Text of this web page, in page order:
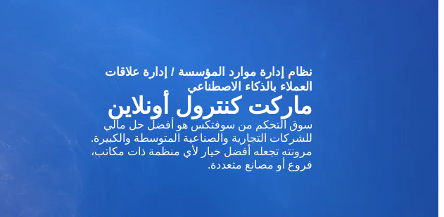
نظام إدارة موارد المؤسسة / إدارة علاقات
العملاء بالذكاء الاصطناعي
ماركت كنترول أونلاين
سوق التحكم من سوفتكس هو أفضل حل مالي
للشركات التجارية والصناعية المتوسطة والكبيرة.
مرونته تجعله أفضل خيار لأي منظمة ذات مكاتب،
فروع أو مصانع متعددة.